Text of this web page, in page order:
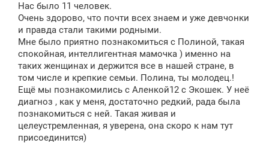
б
щ
н
и
Нас было 11 человек.
Очень здорово, что почти всех знаем и уже девчонки
и правда стали такими родными.
Мне было приятно познакомиться с Полиной, такая
спокойная, интеллигентная мамочка ) именно на
таких женщинах и держится все в нашей стране, в
том числе и крепкие семьи. Полина, ты молодец.!
Ещё мы познакомились с Аленкой12 с Экошек. У неё
диагноз , как у меня, достаточно редкий, рада была
познакомиться с ней. Такая живая и
целеустремленная, я уверена, она скоро к нам тут
присоединится)